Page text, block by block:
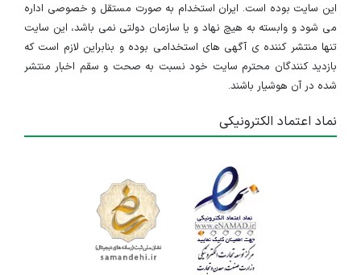
این سایت بوده است. ایران استخدام به صورت مستقل و خصوصی اداره
می شود و وابسته به هیچ نهاد و یا سازمان دولتی نمی باشد، این سایت
تنها منتشر کننده ی آگهی های استخدامی بوده و بنابراین لازم است که
بازدید کنندگان محترم سایت خود نسبت به صحت و سقم اخبار منتشر
شده در آن هوشیار باشند.
نماد اعتماد الکترونیکی